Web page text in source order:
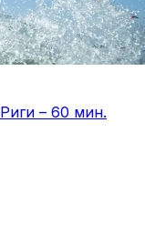
– 60 мин.